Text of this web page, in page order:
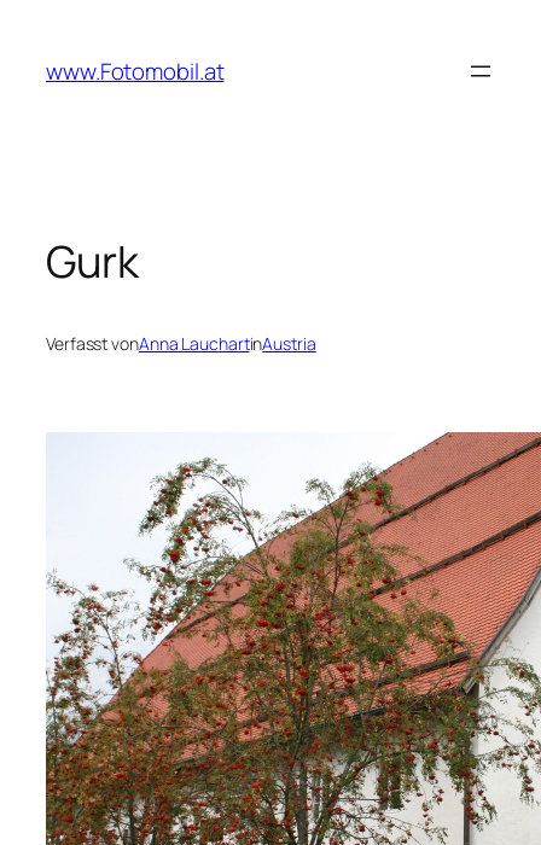
springen
www.Fotomobil.at
Gurk
Verfasst vonAnna LauchartinAustria